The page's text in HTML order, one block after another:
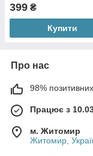
VW T4
399 ₴
Купити
Про нас
98% позитивних
Працює з
м. Житомир
Житомир,